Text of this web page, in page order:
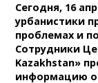
Сегодня, 16
урбанистики
проблемах и
Сотрудники
Kazakhstan»
информацию о